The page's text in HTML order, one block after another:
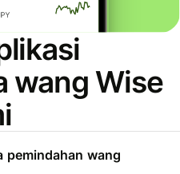
wang Wise
pemindahan wang